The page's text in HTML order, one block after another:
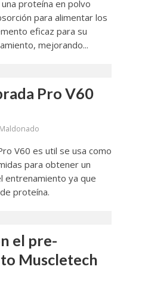
proteína en polvo
para alimentar los
eficaz para su
mejorando...
Pro V60
V60 es util se usa como
para obtener un
entrenamiento ya que
proteína.
el pre-
Muscletech